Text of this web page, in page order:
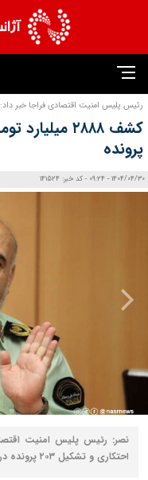
رئیس پلیس امنیت اقتصادی فراجا خبر داد:
پرونده
1404/04/30 - 09:24 - کد خبر: 141524
احتکاری و تشکیل ۲۰۳ پرونده در این خصوص خبر داد.